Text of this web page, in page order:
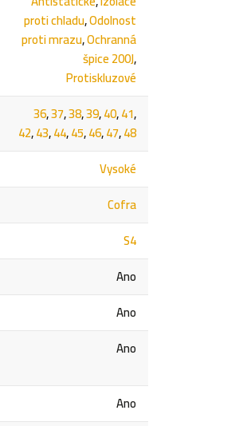
proti chladu,Odolnost
proti mrazu,Ochranná
špice 200J,
Protiskluzové
36,37,38,39,40,41,
42,43,44,45,46,47,48
Vysoké
Cofra
S4
Ano
Ano
Ano
Ano